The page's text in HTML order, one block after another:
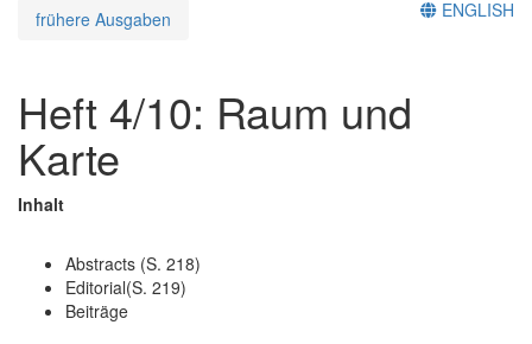
frühere Ausgaben
ENGLISH
Heft 4/10: Raum und
Karte
Inhalt
Abstracts (S. 218)
Editorial(S. 219)
Beiträge